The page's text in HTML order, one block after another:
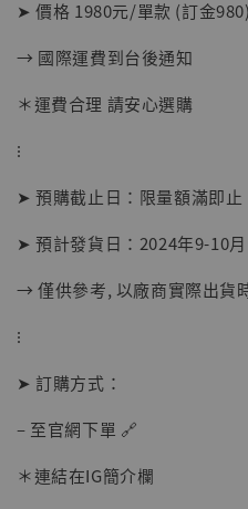
【店內現貨】海賊王
摩 [7STARS Studio]
➤ 價格 1980元/單款 (訂金980)
→ 國際運費到台後通知
＊運費合理 請安心選購
⁝
➤ 預購截止日：限量額滿即止
➤ 預計發貨日：2024年9-10月
→ 僅供參考, 以廠商實際出貨
⁝
➤ 訂購方式：
– 至官網下單 🔗
＊連結在IG簡介欄